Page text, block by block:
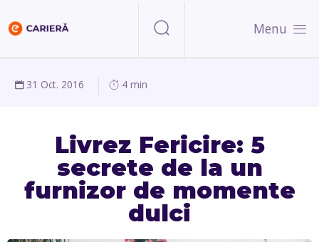
Menu
31 Oct. 2016 4 min
Livrez Fericire: 5
secrete de la un
furnizor de momente
dulci